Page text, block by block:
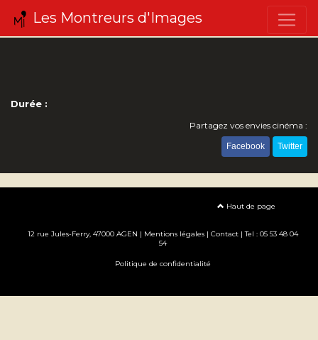
Les Montreurs d'Images
Durée :
Partagez vos envies cinéma :
Facebook Twitter
Haut de page
12 rue Jules-Ferry, 47000 AGEN | Mentions légales| Contact| Tel : 05 53 48 04
54
Politique de confidentialité